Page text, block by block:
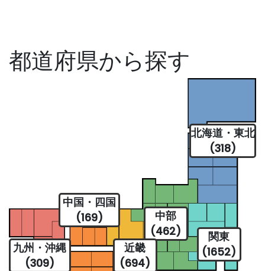
都道府県から探す
北海道・東北
(318)
関東
(1652)
中部
(462)
近畿
(694)
中国・四国
(169)
九州・沖縄
(309)